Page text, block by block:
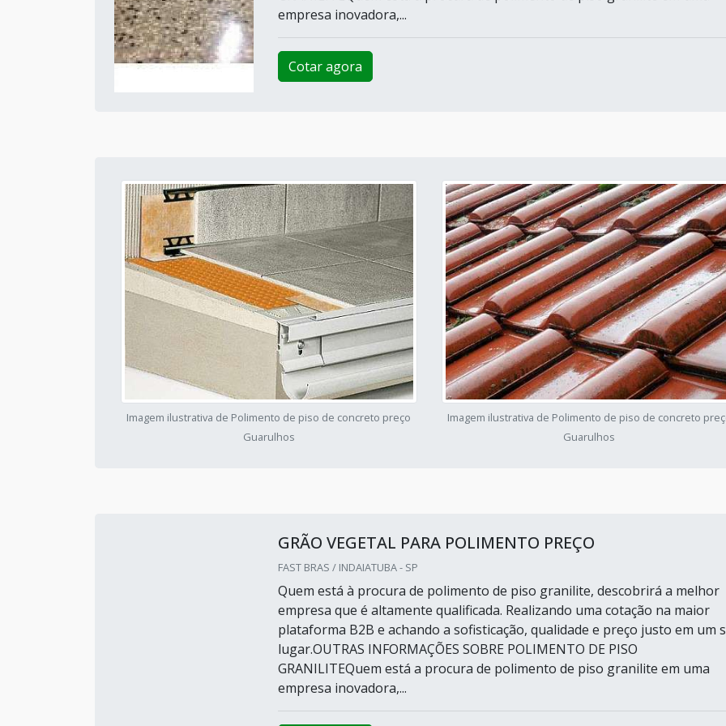
empresa inovadora,...
Cotar agora
Imagem ilustrativa de Polimento de piso de concreto preço
Guarulhos
Imagem ilustrativa de Polimento de piso de concreto
Guarulhos
GRÃO VEGETAL PARA POLIMENTO PREÇO
FAST BRAS / INDAIATUBA - SP
Quem está à procura de polimento de piso granilite, descobrirá a melhor
empresa que é altamente qualificada. Realizando uma cotação na maior
plataforma B2B e achando a sofisticação, qualidade e preço justo em um
lugar.OUTRAS INFORMAÇÕES SOBRE POLIMENTO DE PISO
GRANILITEQuem está a procura de polimento de piso granilite em uma
empresa inovadora,...